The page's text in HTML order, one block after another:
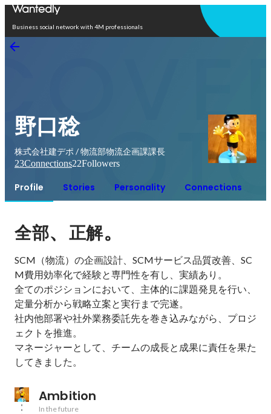
Business social network with 4M professionals
野口稔
株式会社建デポ / 物流部物流企画課課長
23Connections22Followers
Profile Stories Personality Connections
全部、 正解。
SCM（物流）の企画設計、SCMサービス品質改善、SC
M費用効率化で経験と専門性を有し、実績あり。
全てのポジションにおいて、主体的に課題発見を行い、
定量分析から戦略立案と実行まで完遂。
社内他部署や社外業務委託先を巻き込みながら、プロジ
ェクトを推進。
マネージャーとして、チームの成長と成果に責任を果た
Ambition
In the future